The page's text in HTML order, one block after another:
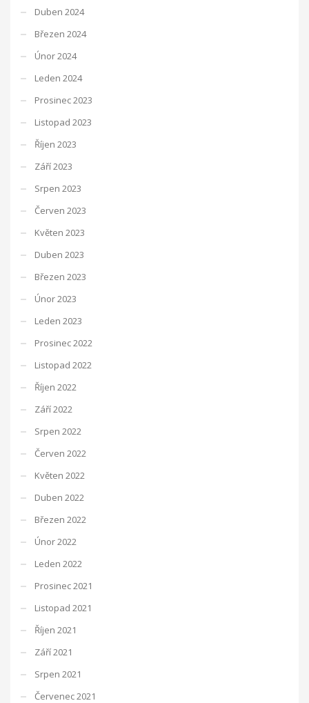
Duben 2024
Březen 2024
Únor 2024
Leden 2024
Prosinec 2023
Listopad 2023
Říjen 2023
Září 2023
Srpen 2023
Červen 2023
Květen 2023
Duben 2023
Březen 2023
Únor 2023
Leden 2023
Prosinec 2022
Listopad 2022
Říjen 2022
Září 2022
Srpen 2022
Červen 2022
Květen 2022
Duben 2022
Březen 2022
Únor 2022
Leden 2022
Prosinec 2021
Listopad 2021
Říjen 2021
Září 2021
Srpen 2021
Červenec 2021